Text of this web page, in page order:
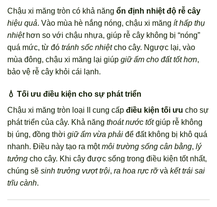
Chậu xi măng tròn có khả năng ổn định nhiệt độ rễ cây
hiệu quả. Vào mùa hè nắng nóng, chậu xi măng ít hấp thụ
nhiệthơn so với chậu nhựa, giúp rễ cây không bị “nóng”
quá mức, từ đó tránh sốc nhiệtcho cây. Ngược lại, vào
mùa đông, chậu xi măng lại giúp giữ ấm cho đất tốt hơn,
bảo vệ rễ cây khỏi cái lạnh.
💧 Tối ưu điều kiện cho sự phát triển
Chậu xi măng tròn loại II cung cấp điều kiện tối ưu cho sự
phát triển của cây. Khả năng thoát nước tốtgiúp rễ không
bị úng, đồng thời giữ ẩm vừa phải để đất không bị khô quá
nhanh. Điều này tạo ra mộtmôi trường sống cân bằng, lý
tưởng cho cây. Khi cây được sống trong điều kiện tốt nhất,
chúng sẽ sinh trưởng vượt trội, ra hoa rực rỡvà kết trái sai
trĩu cành.